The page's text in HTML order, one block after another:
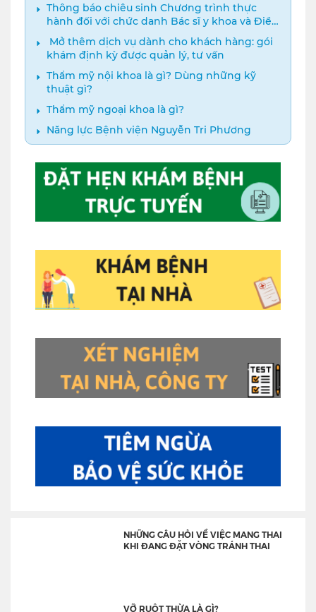
Thông báo chiêu sinh Chương trình thực
hành đối với chức danh Bác sĩ y khoa và Điều
dưỡng năm 2024
️ Mở thêm dịch vụ dành cho khách hàng: gói
khám định kỳ được quản lý, tư vấn
Thẩm mỹ nội khoa là gì? Dùng những kỹ
thuật gì?
Thẩm mỹ ngoại khoa là gì?
Năng lực Bệnh viện Nguyễn Tri Phương
NHỮNG CÂU HỎI VỀ VIỆC MANG THAI
KHI ĐANG ĐẶT VÒNG TRÁNH THAI
VỠ RUỘT THỪA LÀ GÌ?